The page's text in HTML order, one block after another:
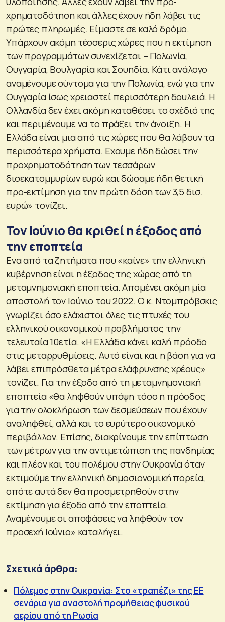
χρηματοδότηση και άλλες έχουν ήδη λάβει τις
πρώτες πληρωμές. Είμαστε σε καλό δρόμο.
Υπάρχουν ακόμη τέσσερις χώρες που η εκτίμηση
των προγραμμάτων συνεχίζεται – Πολωνία,
Ουγγαρία, Βουλγαρία και Σουηδία. Κάτι ανάλογο
αναμένουμε σύντομα για την Πολωνία, ενώ για την
Ουγγαρία ίσως χρειαστεί περισσότερη δουλειά. Η
Ολλανδία δεν έχει ακόμη καταθέσει το σχέδιό της
και περιμένουμε να το πράξει την άνοιξη. Η
Ελλάδα είναι μια από τις χώρες που θα λάβουν τα
περισσότερα χρήματα. Εχουμε ήδη δώσει την
προχρηματοδότηση των τεσσάρων
δισεκατομμυρίων ευρώ και δώσαμε ήδη θετική
προ-εκτίμηση για την πρώτη δόση των 3,5 δισ.
ευρώ» τονίζει.
Τον Ιούνιο θα κριθεί η έξοδος από
την εποπτεία
Ενα από τα ζητήματα που «καίνε» την ελληνική
κυβέρνηση είναι η έξοδος της χώρας από τη
μεταμνημονιακή εποπτεία. Απομένει ακόμη μία
αποστολή τον Ιούνιο του 2022. Ο κ. Ντομπρόβσκις
γνωρίζει όσο ελάχιστοι όλες τις πτυχές του
ελληνικού οικονομικού προβλήματος την
τελευταία 10ετία. «Η Ελλάδα κάνει καλή πρόοδο
στις μεταρρυθμίσεις. Αυτό είναι και η βάση για να
λάβει επιπρόσθετα μέτρα ελάφρυνσης χρέους»
τονίζει. Για την έξοδο από τη μεταμνημονιακή
εποπτεία «θα ληφθούν υπόψη τόσο η πρόοδος
για την ολοκλήρωση των δεσμεύσεων που έχουν
αναληφθεί, αλλά και το ευρύτερο οικονομικό
περιβάλλον. Επίσης, διακρίνουμε την επίπτωση
των μέτρων για την αντιμετώπιση της πανδημίας
και πλέον και του πολέμου στην Ουκρανία όταν
εκτιμούμε την ελληνική δημοσιονομική πορεία,
οπότε αυτά δεν θα προσμετρηθούν στην
εκτίμηση για έξοδο από την εποπτεία.
Αναμένουμε οι αποφάσεις να ληφθούν τον
προσεχή Ιούνιο» καταλήγει.
Σχετικά άρθρα:
Πόλεμος στην Ουκρανία: Στο «τραπέζι» της ΕΕ
σενάρια για αναστολή προμήθειας φυσικού
αερίου από τη Ρωσία